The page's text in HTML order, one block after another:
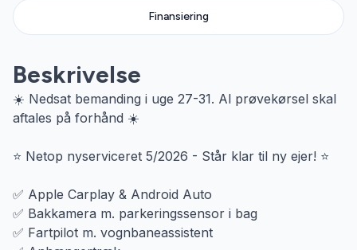
Finansiering
Beskrivelse
☀️ Nedsat bemanding i uge 27-31. Al prøvekørsel skal
aftales på forhånd ☀️
⭐ Netop nyserviceret 5/2026 - Står klar til ny ejer! ⭐
✅ Apple Carplay & Android Auto
✅ Bakkamera m. parkeringssensor i bag
✅ Fartpilot m. vognbaneassistent